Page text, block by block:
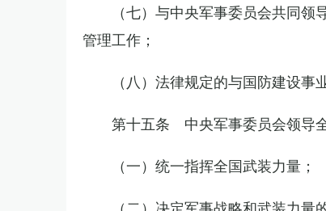
（七）与中央军事委员会共同
管理工作；
（八）法律规定的与国防建设事
第十五条 中央军事委员会领导
（一）统一指挥全国武装力量；